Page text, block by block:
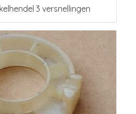
3 versnellingen